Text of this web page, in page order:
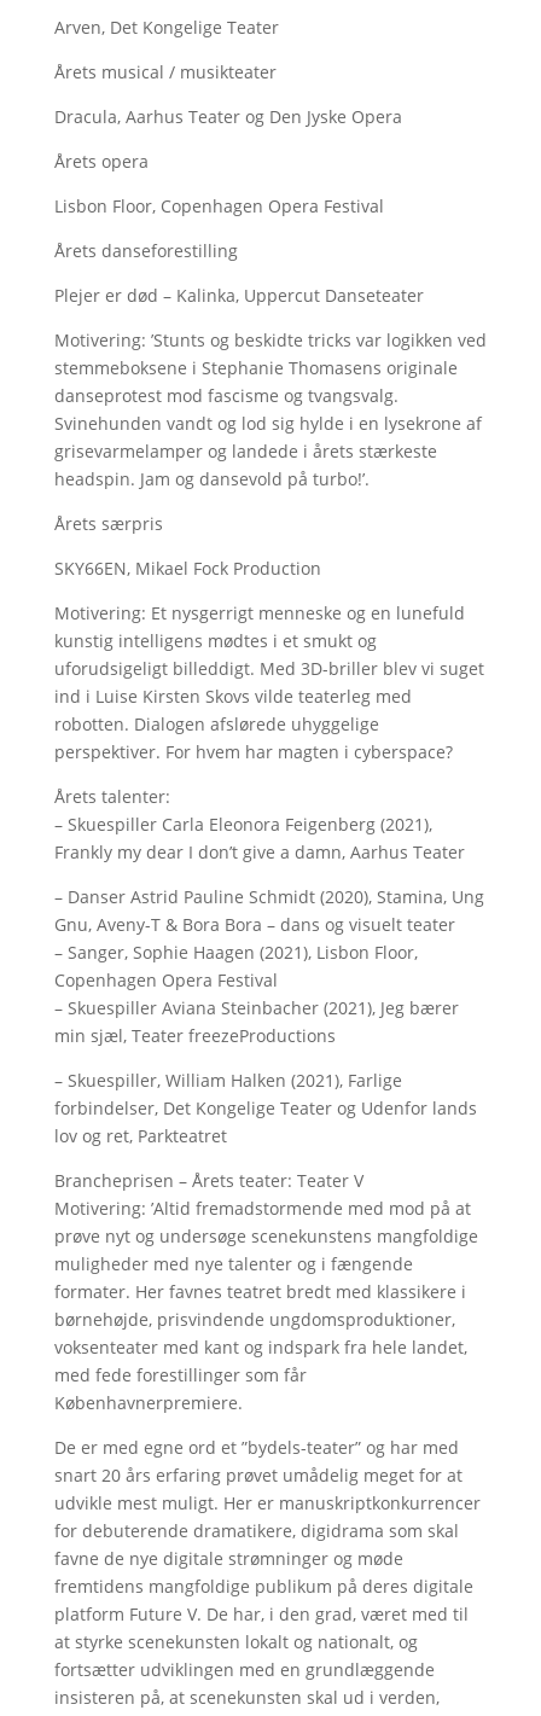
Arven, Det Kongelige Teater
Årets musical / musikteater
Dracula, Aarhus Teater og Den Jyske Opera
Årets opera
Lisbon Floor, Copenhagen Opera Festival
Årets danseforestilling
Plejer er død – Kalinka, Uppercut Danseteater
Motivering: ’Stunts og beskidte tricks var logikken ved
stemmeboksene i Stephanie Thomasens originale
danseprotest mod fascisme og tvangsvalg.
Svinehunden vandt og lod sig hylde i en lysekrone af
grisevarmelamper og landede i årets stærkeste
headspin. Jam og dansevold på turbo!’.
Årets særpris
SKY66EN, Mikael Fock Production
Motivering: Et nysgerrigt menneske og en lunefuld
kunstig intelligens mødtes i et smukt og
uforudsigeligt billeddigt. Med 3D-briller blev vi suget
ind i Luise Kirsten Skovs vilde teaterleg med
robotten. Dialogen afslørede uhyggelige
perspektiver. For hvem har magten i cyberspace?
Årets talenter:
– Skuespiller Carla Eleonora Feigenberg (2021),
Frankly my dear I don’t give a damn, Aarhus Teater
– Danser Astrid Pauline Schmidt (2020), Stamina, Ung
Gnu, Aveny-T & Bora Bora – dans og visuelt teater
– Sanger, Sophie Haagen (2021), Lisbon Floor,
Copenhagen Opera Festival
– Skuespiller Aviana Steinbacher (2021), Jeg bærer
min sjæl, Teater freezeProductions
– Skuespiller, William Halken (2021), Farlige
forbindelser, Det Kongelige Teater og Udenfor lands
lov og ret, Parkteatret
Brancheprisen – Årets teater: Teater V
Motivering: ’Altid fremadstormende med mod på at
prøve nyt og undersøge scenekunstens mangfoldige
muligheder med nye talenter og i fængende
formater. Her favnes teatret bredt med klassikere i
børnehøjde, prisvindende ungdomsproduktioner,
voksenteater med kant og indspark fra hele landet,
med fede forestillinger som får
Københavnerpremiere.
De er med egne ord et ”bydels-teater” og har med
snart 20 års erfaring prøvet umådelig meget for at
udvikle mest muligt. Her er manuskriptkonkurrencer
for debuterende dramatikere, digidrama som skal
favne de nye digitale strømninger og møde
fremtidens mangfoldige publikum på deres digitale
platform Future V. De har, i den grad, været med til
at styrke scenekunsten lokalt og nationalt, og
fortsætter udviklingen med en grundlæggende
insisteren på, at scenekunsten skal ud i verden,